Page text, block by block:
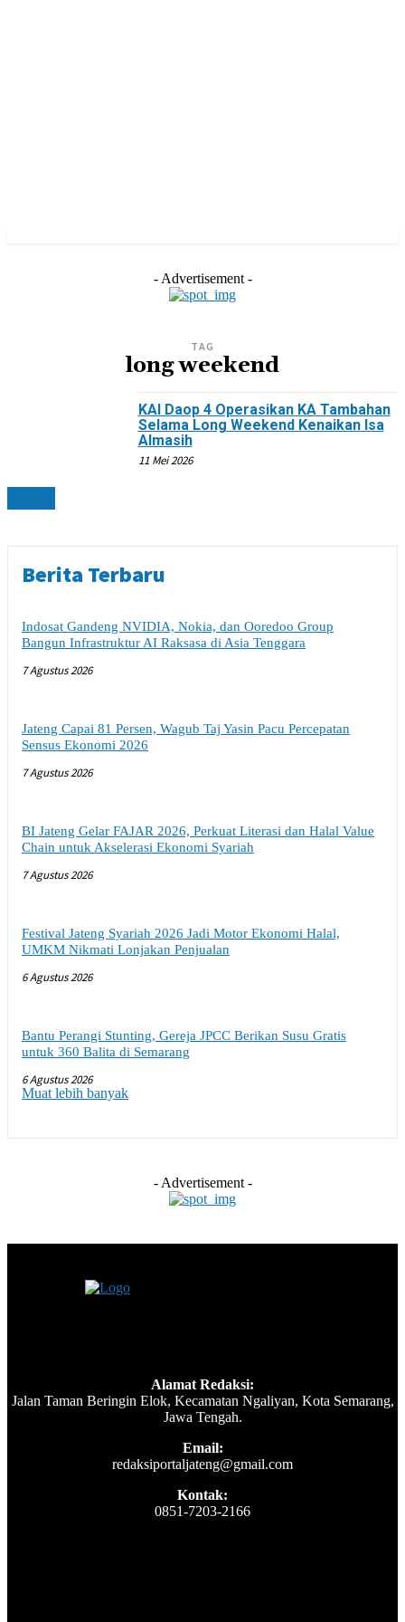
- Advertisement -
TAG
long weekend
KAI Daop 4 Operasikan KA Tambahan
Selama Long Weekend Kenaikan Isa
Almasih
11 Mei 2026
Berita Terbaru
Indosat Gandeng NVIDIA, Nokia, dan Ooredoo Group
Bangun Infrastruktur AI Raksasa di Asia Tenggara
7 Agustus 2026
Jateng Capai 81 Persen, Wagub Taj Yasin Pacu Percepatan
Sensus Ekonomi 2026
7 Agustus 2026
BI Jateng Gelar FAJAR 2026, Perkuat Literasi dan Halal Value
Chain untuk Akselerasi Ekonomi Syariah
7 Agustus 2026
Festival Jateng Syariah 2026 Jadi Motor Ekonomi Halal,
UMKM Nikmati Lonjakan Penjualan
6 Agustus 2026
Bantu Perangi Stunting, Gereja JPCC Berikan Susu Gratis
untuk 360 Balita di Semarang
6 Agustus 2026
Muat lebih banyak
- Advertisement -
Alamat Redaksi:
Jalan Taman Beringin Elok, Kecamatan Ngaliyan, Kota Semarang,
Jawa Tengah.
Email:
redaksiportaljateng@gmail.com
Kontak:
0851-7203-2166